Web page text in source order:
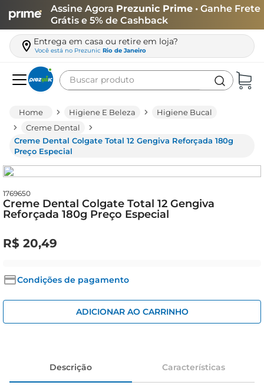
Assine Agora Prezunic Prime • Ganhe Frete
Grátis e 5% de Cashback
Entrega em casa ou retire em loja?
Você está no Prezunic Rio de Janeiro
Buscar produto
Higiene E Beleza
Higiene Bucal
Creme Dental
Creme Dental Colgate Total 12 Gengiva Reforçada 180g
Preço Especial
1769650
Creme Dental Colgate Total 12 Gengiva
Reforçada 180g Preço Especial
R$ 20,49
Condições de pagamento
ADICIONAR AO CARRINHO
Descrição Características
leite
biscoito
azeite
arroz
papel higiênico